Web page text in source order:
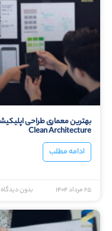
Clean Architecture
ادامه مطلب
۲۵ مرداد ۱۴۰۴ بدون دیدگاه